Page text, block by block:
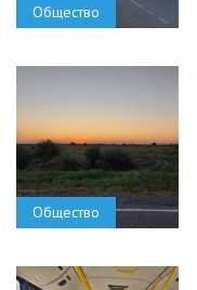
Общество
Общество